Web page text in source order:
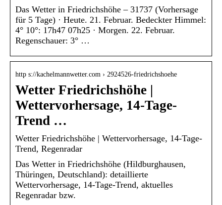
Das Wetter in Friedrichshöhe – 31737 (Vorhersage
für 5 Tage) · Heute. 21. Februar. Bedeckter Himmel:
4° 10°: 17h47 07h25 · Morgen. 22. Februar.
Regenschauer: 3° …
http s://kachelmannwetter.com › 2924526-friedrichshoehe
Wetter Friedrichshöhe |
Wettervorhersage, 14-Tage-
Trend …
Wetter Friedrichshöhe | Wettervorhersage, 14-Tage-
Trend, Regenradar
Das Wetter in Friedrichshöhe (Hildburghausen,
Thüringen, Deutschland): detaillierte
Wettervorhersage, 14-Tage-Trend, aktuelles
Regenradar bzw.